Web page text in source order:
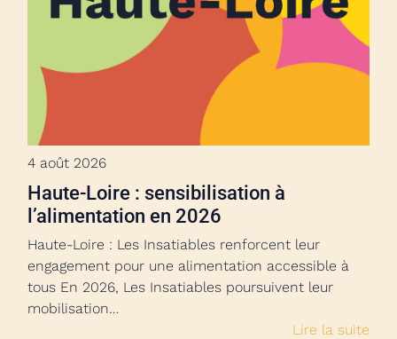
4 août 2026
Haute-Loire : sensibilisation à
l’alimentation en 2026
Haute-Loire : Les Insatiables renforcent leur
engagement pour une alimentation accessible à
tous En 2026, Les Insatiables poursuivent leur
mobilisation…
Lire la suite